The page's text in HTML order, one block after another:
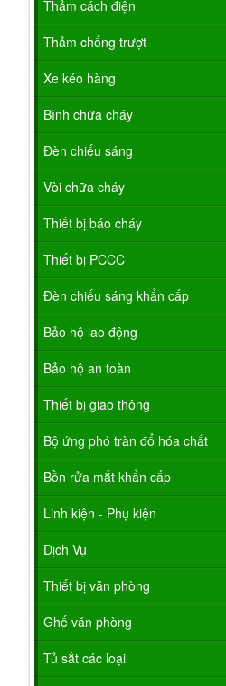
Thảm cách điện
Thảm chống trượt
Xe kéo hàng
Bình chữa cháy
Đèn chiếu sáng
Vòi chữa cháy
Thiết bị báo cháy
Thiết bị PCCC
Đèn chiếu sáng khẩn cấp
Bảo hộ lao động
Bảo hộ an toàn
Thiết bị giao thông
Bộ ứng phó tràn đổ hóa chất
Bồn rửa mắt khẩn cấp
Linh kiện - Phụ kiện
Dịch Vụ
Thiết bị văn phòng
Ghế văn phòng
Tủ sắt các loại